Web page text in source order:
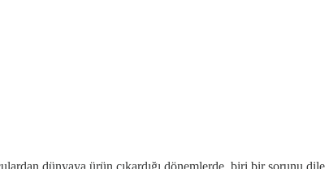
dünyaya ürün çıkardığı dönemlerde, biri bir sorunu